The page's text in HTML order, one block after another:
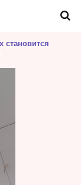
становится